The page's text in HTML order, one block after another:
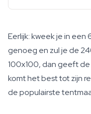
Eerlijk: kweek je in een
genoeg en zul je de
100x100, dan geeft
komt het best tot zijn
de populairste